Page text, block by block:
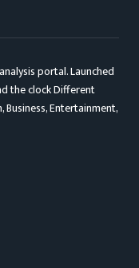
portal. Launched
the clock Different
Entertainment,